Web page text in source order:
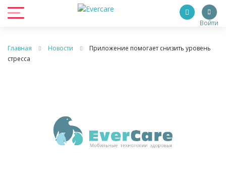
Войти
Главная Новости
Приложение помогает снизить уровень
стресса